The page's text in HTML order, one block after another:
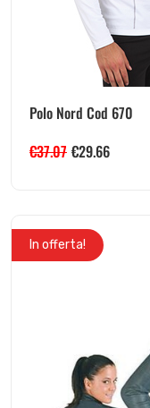
Polo Nord Cod 670
€37.07 €29.66
In offerta!